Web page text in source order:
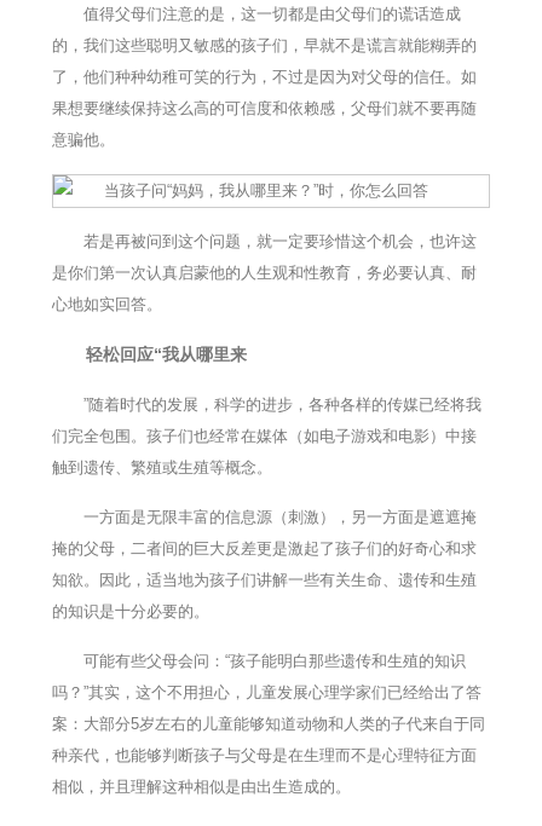
值得父母们注意的是，这一切都是由父母们的谎话造成
的，我们这些聪明又敏感的孩子们，早就不是谎言就能糊弄的
了，他们种种幼稚可笑的行为，不过是因为对父母的信任。如
果想要继续保持这么高的可信度和依赖感，父母们就不要再随
意骗他。
若是再被问到这个问题，就一定要珍惜这个机会，也许这
是你们第一次认真启蒙他的人生观和性教育，务必要认真、耐
心地如实回答。
轻松回应“我从哪里来
”随着时代的发展，科学的进步，各种各样的传媒已经将我
们完全包围。孩子们也经常在媒体（如电子游戏和电影）中接
触到遗传、繁殖或生殖等概念。
一方面是无限丰富的信息源（刺激），另一方面是遮遮掩
掩的父母，二者间的巨大反差更是激起了孩子们的好奇心和求
知欲。因此，适当地为孩子们讲解一些有关生命、遗传和生殖
的知识是十分必要的。
可能有些父母会问：“孩子能明白那些遗传和生殖的知识
吗？”其实，这个不用担心，儿童发展心理学家们已经给出了答
案：大部分5岁左右的儿童能够知道动物和人类的子代来自于同
种亲代，也能够判断孩子与父母是在生理而不是心理特征方面
相似，并且理解这种相似是由出生造成的。